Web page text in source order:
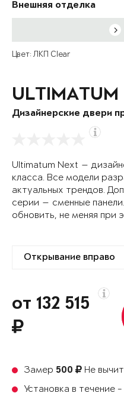
Внешняя отделка
Цвет: ЛКП Clear
ULTIMATUM
Дизайнерские двери
Ultimatum Next —
класса. Все модели
актуальных трендов.
серии — сменные
обновить, не меняя при
от 132 515
Замер 500
Не
Установка в течение -